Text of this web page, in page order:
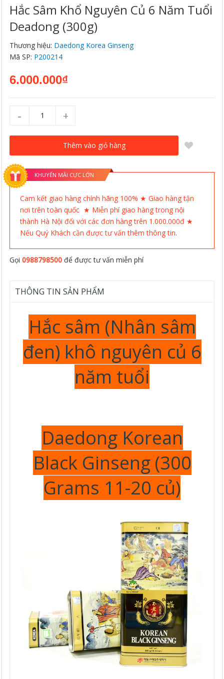
Hắc Sâm Khổ Nguyên Củ 6 Năm Tuổi
Deadong (300g)
Thương hiệu: Daedong Korea Ginseng
Mã SP: P200214
6.000.000₫
- +
Thêm vào giỏ hàng
KHUYẾN MÃI CỰC LỚN
Cam kết giao hàng chính hãng 100% ★ Giao hàng tận
nơi trên toàn quốc ★ Miễn phí giao hàng trong nội
thành Hà Nội đối với các đơn hàng trên 1.000.000đ ★
Nếu Quý Khách cần được tư vấn thêm thông tin.
Gọi0988798500 để được tư vấn miễn phí
THÔNG TIN SẢN PHẨM
Hắc sâm (Nhân sâm
đen) khô nguyên củ 6
năm tuổi
Daedong Korean
Black Ginseng (300
Grams 11-20 củ)